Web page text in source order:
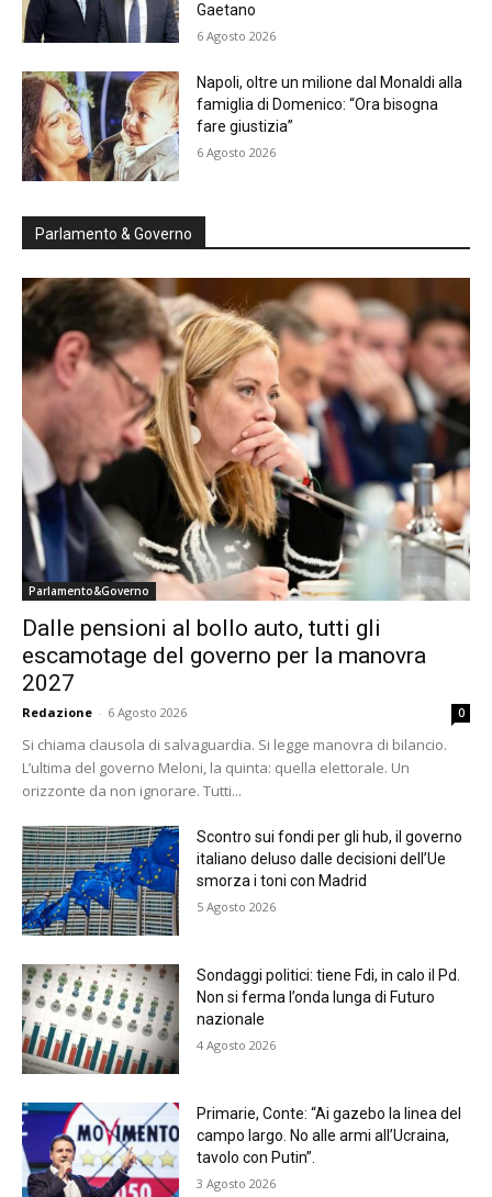
Gaetano
6 Agosto 2026
Napoli, oltre un milione dal Monaldi alla
famiglia di Domenico: “Ora bisogna
fare giustizia”
6 Agosto 2026
Parlamento & Governo
Parlamento&Governo
Dalle pensioni al bollo auto, tutti gli
escamotage del governo per la manovra
2027
Redazione - 6 Agosto 2026 0
Si chiama clausola di salvaguardia. Si legge manovra di bilancio.
L’ultima del governo Meloni, la quinta: quella elettorale. Un
orizzonte da non ignorare. Tutti...
Scontro sui fondi per gli hub, il governo
italiano deluso dalle decisioni dell’Ue
smorza i toni con Madrid
5 Agosto 2026
Sondaggi politici: tiene Fdi, in calo il Pd.
Non si ferma l’onda lunga di Futuro
nazionale
4 Agosto 2026
Primarie, Conte: “Ai gazebo la linea del
campo largo. No alle armi all’Ucraina,
tavolo con Putin”.
3 Agosto 2026